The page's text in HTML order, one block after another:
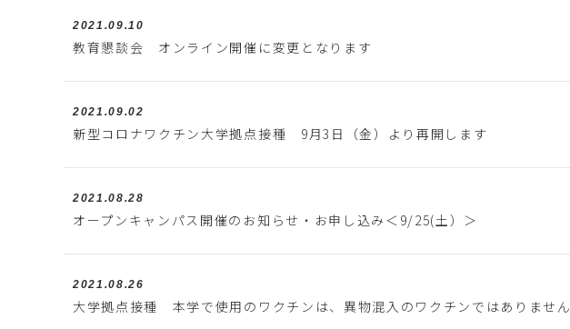
2021.09.10
教育懇談会 オンライン開催に変更となります
2021.09.02
新型コロナワクチン大学拠点接種 9月3日（金）より再開します
2021.08.28
オープンキャンパス開催のお知らせ・お申し込み＜9/25(土）＞
2021.08.26
大学拠点接種 本学で使用のワクチンは、異物混入のワクチンではありません